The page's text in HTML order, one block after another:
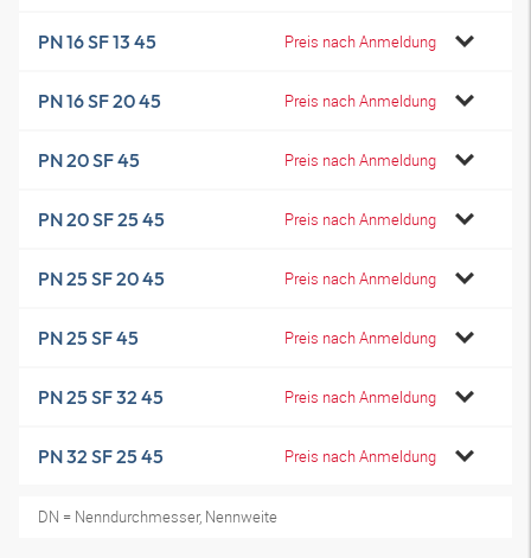
PN 16 SF 13 45 Preis nach Anmeldung
PN 16 SF 20 45 Preis nach Anmeldung
PN 20 SF 45 Preis nach Anmeldung
PN 20 SF 25 45 Preis nach Anmeldung
PN 25 SF 20 45 Preis nach Anmeldung
PN 25 SF 45 Preis nach Anmeldung
PN 25 SF 32 45 Preis nach Anmeldung
PN 32 SF 25 45 Preis nach Anmeldung
DN = Nenndurchmesser, Nennweite